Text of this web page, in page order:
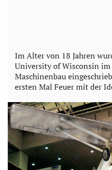
Im Alter von 18 Jahren
University of Wisconsin im
Maschinenbau
ersten Mal Feuer mit der